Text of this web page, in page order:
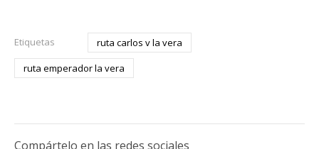
Etiquetas
ruta carlos v la vera
ruta emperador la vera
Compártelo en las redes sociales